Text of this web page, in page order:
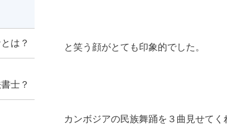
と笑う顔がとても印象的でした。
カンボジアの民族舞踊を３曲見せてく
は？
士？